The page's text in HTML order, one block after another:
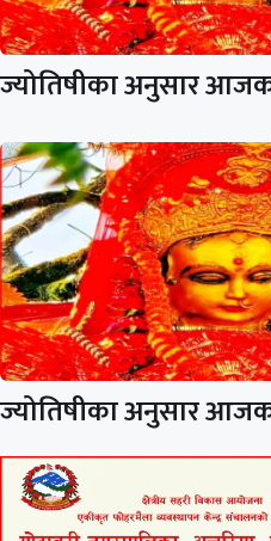
ज्योतिषीका अनुसार
ज्योतिषीका अनुसार